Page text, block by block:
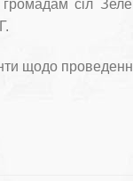
громадам сіл
щодо